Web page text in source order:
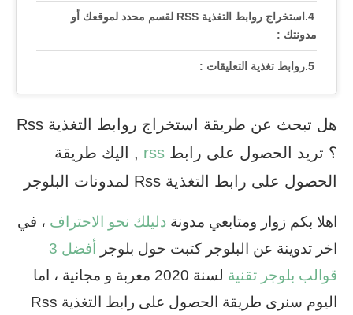
استخراج روابط التغذية RSS لقسم محدد لموقعك أو
مدونتك :
روابط تغذية التعليقات :
هل تبحث عن طريقة استخراج روابط التغذية Rss
؟ تريد الحصول على رابط rss , اليك طريقة
الحصول على رابط التغذية Rss لمدونات البلوجر
اهلا بكم زوار ومتابعي مدونة دليلك نحو الاحتراف ، في
اخر تدوينة عن البلوجر كتبت حول بلوجر
أفضل 3
قوالب بلوجر تقنية
لسنة 2020 معربة و مجانية ، اما
اليوم سنرى طريقة الحصول على رابط التغذية Rss